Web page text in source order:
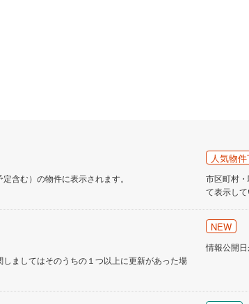
含む）の物件に表示されます。
人気物
市区町村
て表示して
ましてはそのうちの１つ以上に更新があった場
NEW
情報公開日